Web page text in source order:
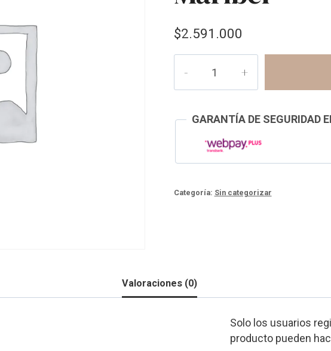
$2.591.000
personalizado
Maribel
GARANTÍA DE SEGURIDAD
Categoría: Sin categorizar
Valoraciones (0)
Solo los usuarios
producto pueden